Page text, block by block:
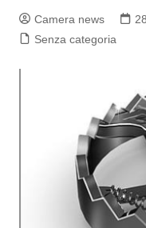
Camera news
Senza categoria